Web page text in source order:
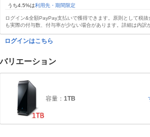
うち4.5%は利用先・期間限定
ログイン&全額PayPay支払いで獲得できます。原則として税
も実際の付与数、付与率が少ない場合があります。詳細は内訳
ログインはこちら
バリエーション
容量： 1TB